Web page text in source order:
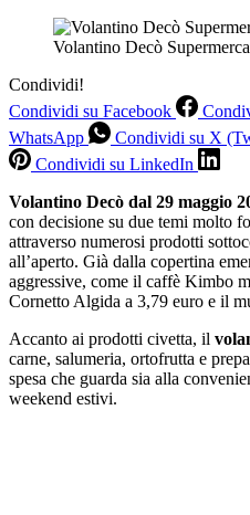
Volantino Decò
Condividi!
Condividi su Facebook
WhatsApp
Condividi su X
Condividi su LinkedIn
Volantino Decò dal 29 maggio
con decisione su due temi molto
attraverso numerosi prodotti
all’aperto. Già dalla copertina
aggressive, come il caffè Kimbo
Cornetto Algida a 3,79 euro e il
Accanto ai prodotti civetta, il
carne, salumeria, ortofrutta e
spesa che guarda sia alla
weekend estivi.